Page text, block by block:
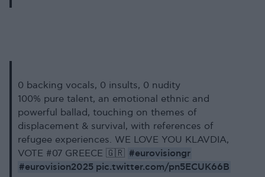
0 backing vocals, 0 insults, 0 nudity
100% pure talent, an emotional ethnic and
powerful ballad, touching on themes of
displacement & survival, with references of
refugee experiences. WE LOVE YOU KLAVDIA,
VOTE #07 GREECE 🇬🇷 #eurovisiongr
#eurovision2025 pic.twitter.com/pn5ECUK66B